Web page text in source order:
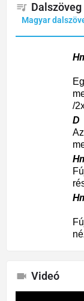
Dalszöveg
Magyar
/
Videó